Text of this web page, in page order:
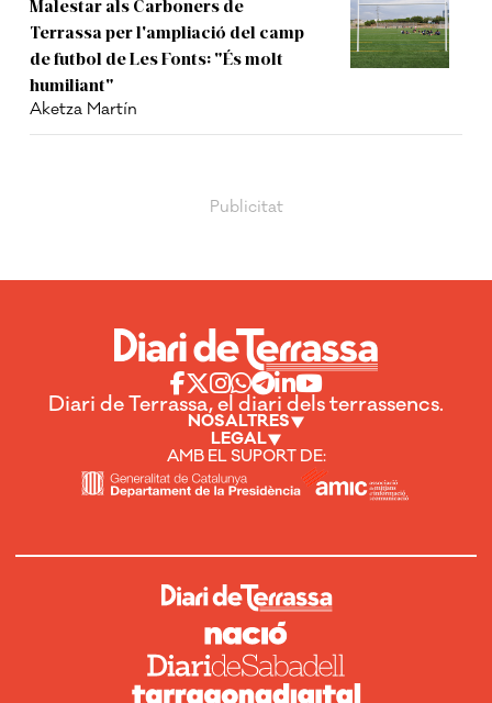
Malestar als Carboners de
Terrassa per l'ampliació del camp
de futbol de Les Fonts: "És molt
humiliant"
Aketza Martín
Diari de Terrassa, el diari dels terrassencs.
NOSALTRES
LEGAL
AMB EL SUPORT DE: